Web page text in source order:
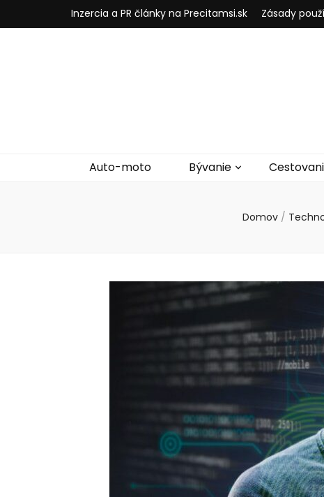
Inzercia a PR články na Precitamsi.sk Zásady
Auto-moto Bývanie
Domov /